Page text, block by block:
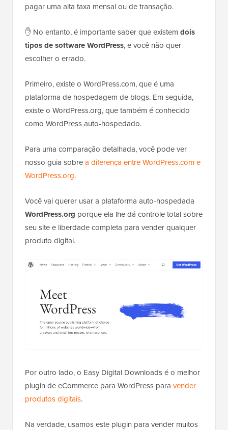
pagar uma alta taxa mensal ou de transação.
✋ No entanto, é importante saber que existem dois
tipos de software WordPress, e você não quer
escolher o errado.
Primeiro, existe o WordPress.com, que é uma
plataforma de hospedagem de blogs. Em seguida,
existe o WordPress.org, que também é conhecido
como WordPress auto-hospedado.
Para uma comparação detalhada, você pode ver
nosso guia sobrea diferença entre WordPress.com e
WordPress.org.
Você vai querer usar a plataforma auto-hospedada
WordPress.org porque ela lhe dá controle total sobre
seu site e liberdade completa para vender qualquer
produto digital.
Por outro lado, o Easy Digital Downloads é o melhor
plugin de eCommerce para WordPress para vender
produtos digitais.
Na verdade, usamos este plugin para vender muitos